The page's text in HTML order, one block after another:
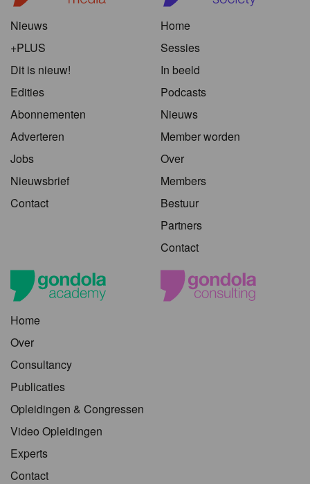
Nieuws
+PLUS
Dit is nieuw!
Edities
Abonnementen
Adverteren
Jobs
Nieuwsbrief
Contact
Home
Sessies
In beeld
Podcasts
Nieuws
Member worden
Over
Members
Bestuur
Partners
Contact
Home
Over
Consultancy
Publicaties
Opleidingen & Congressen
Video Opleidingen
Experts
Contact